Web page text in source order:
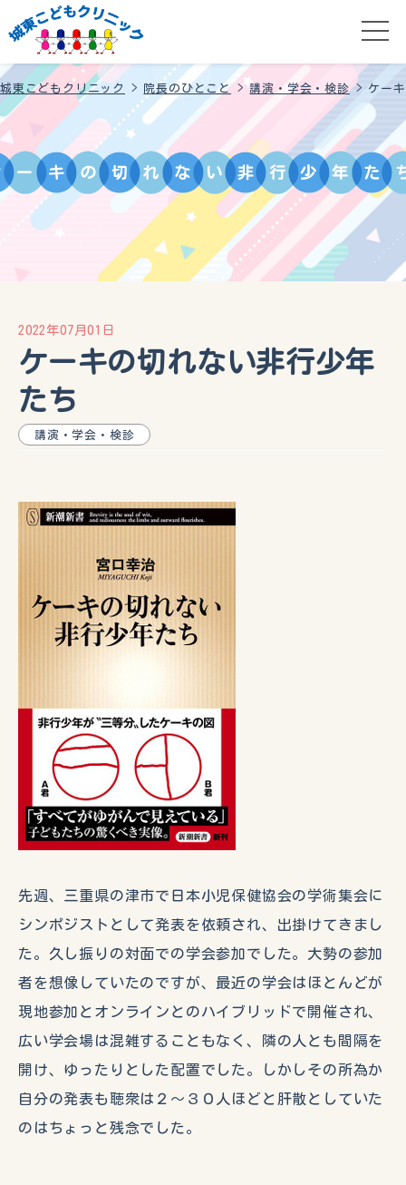
城東こどもクリニック > 院長のひとこと>講演・学会・検診> ケー
ー キ の 切 れ な い 非 行 少 年 た
2022年07月01日
ケーキの切れない非行少年
たち
講演・学会・検診
先週、三重県の津市で日本小児保健協会の学術集会に
シンポジストとして発表を依頼され、出掛けてきまし
た。久し振りの対面での学会参加でした。大勢の参加
者を想像していたのですが、最近の学会はほとんどが
現地参加とオンラインとのハイブリッドで開催され、
広い学会場は混雑することもなく、隣の人とも間隔を
開け、ゆったりとした配置でした。しかしその所為か
自分の発表も聴衆は２〜３０人ほどと肝散としていた
のはちょっと残念でした。